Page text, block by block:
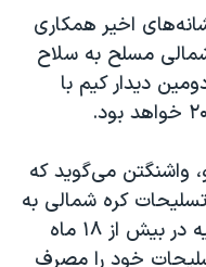
اخیر همکاری
مسلح به سلاح
دیدار کیم با
واشنگتن می‌گوید که
کره شمالی به
روسیه در حال پیشرفت است. روسیه در بیش از ۱۸ ماه
خود را مصرف